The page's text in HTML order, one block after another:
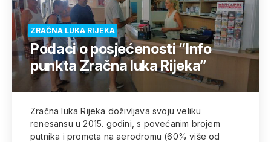
ZRAČNA LUKA RIJEKA
Podaci o posjećenosti “Info
punkta Zračna luka Rijeka”
Zračna luka Rijeka doživljava svoju veliku
renesansu u 2015. godini, s povećanim brojem
putnika i prometa na aerodromu (60% više od